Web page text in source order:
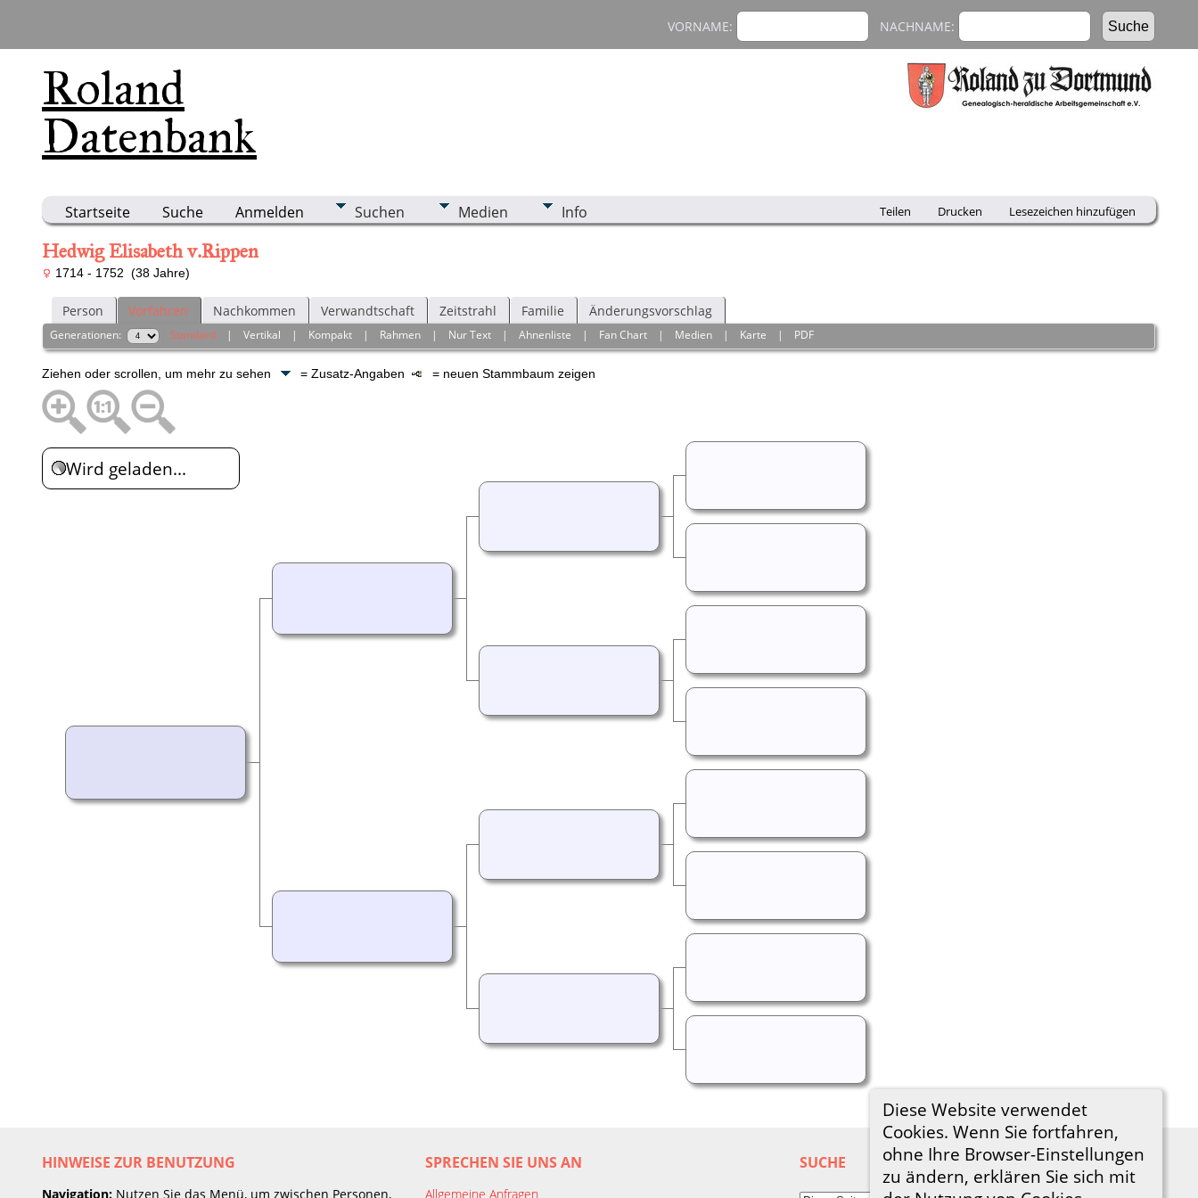
Roland
Datenbank
VORNAME: NACHNAME:
Startseite Suche Anmelden Suchen Medien Info Teilen Drucken Lesezeichen hinzufügen
Diese Website verwendet
Cookies. Wenn Sie fortfahren,
ohne Ihre Browser-Einstellungen
zu ändern, erklären Sie sich mit
Hedwig Elisabeth v.Rippen
1714 - 1752 (38 Jahre)
Person Vorfahren Nachkommen Verwandtschaft Zeitstrahl Familie Änderungsvorschlag
Generationen: Standard |Vertikal | Kompakt | Rahmen | Nur Text |Ahnenliste | Fan Chart | Medien | Karte | PDF
Ziehen oder scrollen, um mehr zu sehen = Zusatz-Angaben = neuen Stammbaum zeigen
Wird geladen...
HINWEISE ZUR BENUTZUNG
Navigation: Nutzen Sie das Menü, um zwischen Personen,
SPRECHEN SIE UNS AN
Allgemeine Anfragen
SUCHE